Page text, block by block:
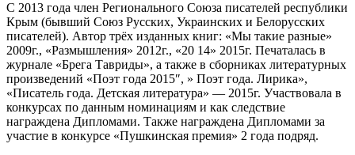
С 2013 года член Регионального Союза писателей республики
Крым (бывший Союз Русских, Украинских и Белорусских
писателей). Автор трёх изданных книг: «Мы такие разные»
2009г., «Размышления» 2012г., «20 14» 2015г. Печаталась в
журнале «Брега Тавриды», а также в сборниках литературных
произведений «Поэт года 2015″, » Поэт года. Лирика»,
«Писатель года. Детская литература» — 2015г. Участвовала в
конкурсах по данным номинациям и как следствие
награждена Дипломами. Также награждена Дипломами за
участие в конкурсе «Пушкинская премия» 2 года подряд.